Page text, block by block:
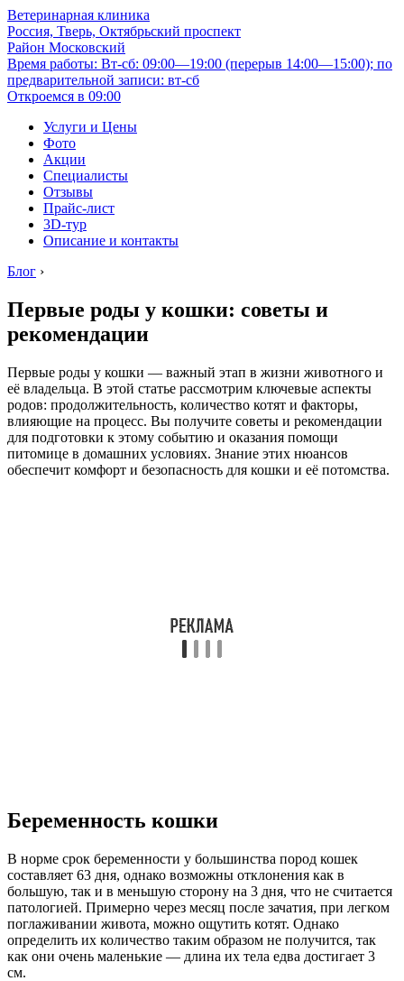
Ветеринарная клиника
Россия, Тверь, Октябрьский проспект
Район Московский
Время работы: Вт-сб: 09:00—19:00 (перерыв 14:00—15:00); по
предварительной записи: вт-сб
Откроемся в 09:00
Услуги и Цены
Фото
Акции
Специалисты
Отзывы
Прайс-лист
3D-тур
Описание и контакты
Блог ›
Первые роды у кошки: советы и
рекомендации
Первые роды у кошки — важный этап в жизни животного и
её владельца. В этой статье рассмотрим ключевые аспекты
родов: продолжительность, количество котят и факторы,
влияющие на процесс. Вы получите советы и рекомендации
для подготовки к этому событию и оказания помощи
питомице в домашних условиях. Знание этих нюансов
обеспечит комфорт и безопасность для кошки и её потомства.
Беременность кошки
В норме срок беременности у большинства пород кошек
составляет 63 дня, однако возможны отклонения как в
большую, так и в меньшую сторону на 3 дня, что не считается
патологией. Примерно через месяц после зачатия, при легком
поглаживании живота, можно ощутить котят. Однако
определить их количество таким образом не получится, так
как они очень маленькие — длина их тела едва достигает 3
см.